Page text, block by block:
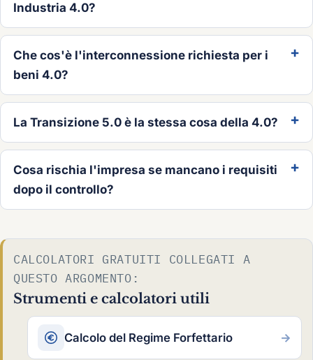
Industria 4.0?
Che cos'è l'interconnessione richiesta per i
beni 4.0?
La Transizione 5.0 è la stessa cosa della 4.0?
Cosa rischia l'impresa se mancano i requisiti
dopo il controllo?
CALCOLATORI GRATUITI COLLEGATI A
QUESTO ARGOMENTO:
Strumenti e calcolatori utili
Calcolo del Regime Forfettario →